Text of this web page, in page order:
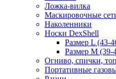
Ложка-вилка
Маскировочные
Наколенники
Носки DexShell
Размер L (43-
Размер M (39-
Огниво, спички,
Портативные